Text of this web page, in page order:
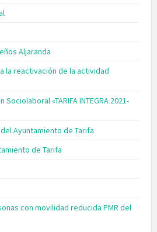
Aljaranda
la reactivación de la actividad
«TARIFA INTEGRA 2021-
Ayuntamiento de Tarifa
de Tarifa
con movilidad reducida PMR del